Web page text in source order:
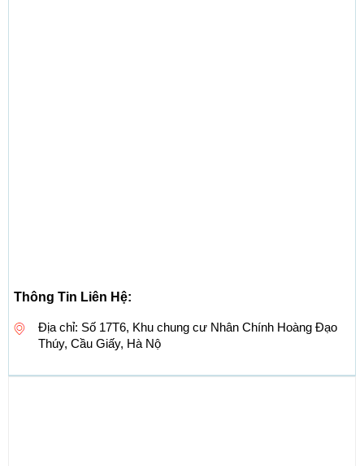
Thông Tin Liên Hệ:
Địa chỉ: Số 17T6, Khu chung cư Nhân Chính Hoàng Đạo
Thúy, Cầu Giấy, Hà Nộ